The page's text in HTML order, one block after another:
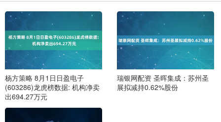
杨方策略 8月1日日盈电子
(603286)龙虎榜数据: 机构净卖
出694.27万元
瑞银网配资 圣晖集成：苏州圣
展拟减持0.62%股份